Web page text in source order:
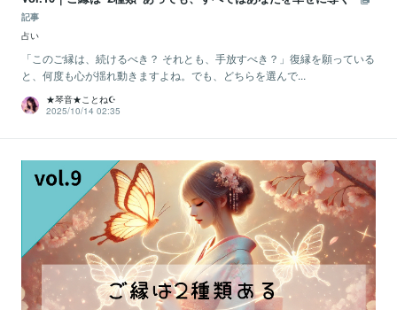
記事
占い
「このご縁は、続けるべき？ それとも、手放すべき？」復縁を願っている
と、何度も心が揺れ動きますよね。でも、どちらを選んで...
★琴音★ことね☪️
2025/10/14 02:35